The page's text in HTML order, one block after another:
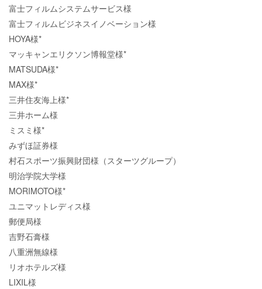
富士フィルムシステムサービス様
富士フィルムビジネスイノベーション様
HOYA様*
マッキャンエリクソン博報堂様*
MATSUDA様*
MAX様*
三井住友海上様*
三井ホーム様
ミスミ様*
みずほ証券様
村石スポーツ振興財団様（スターツグループ）
明治学院大学様
MORIMOTO様*
ユニマットレディス様
郵便局様
吉野石膏様
八重洲無線様
リオホテルズ様
LIXIL様